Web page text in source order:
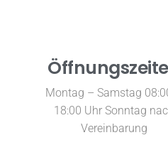
Montag – Samstag
18:00 Uhr Sonntag
Vereinbarung